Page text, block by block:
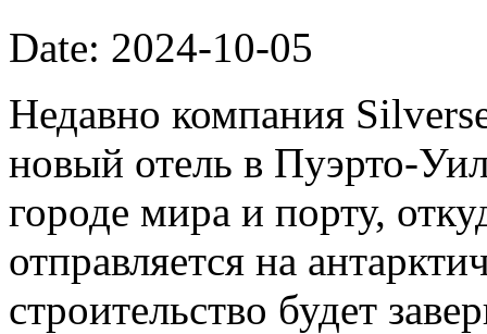
Date: 2024-10-05
Недавно компания
новый отель в Пуэрто-
городе мира и порту,
отправляется на
строительство будет